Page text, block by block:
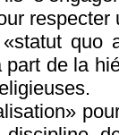
respecter
quo
de la